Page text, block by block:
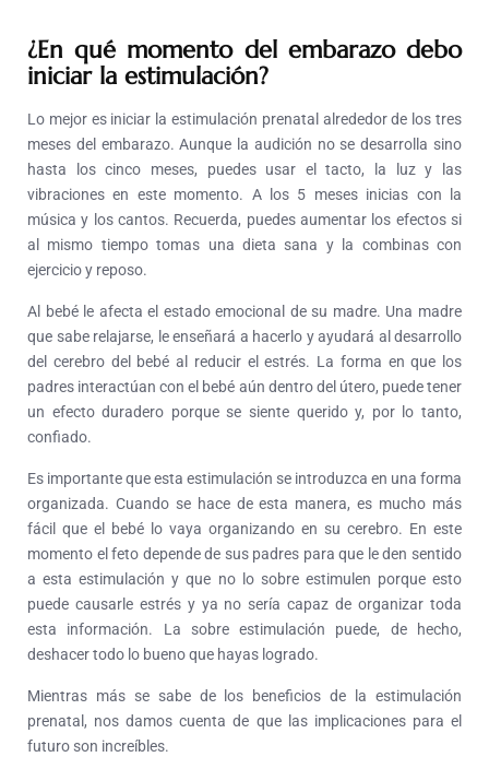
¿En qué momento del embarazo debo
iniciar la estimulación?
Lo mejor es iniciar la estimulación prenatal alrededor de los tres
meses del embarazo. Aunque la audición no se desarrolla sino
hasta los cinco meses, puedes usar el tacto, la luz y las
vibraciones en este momento. A los 5 meses inicias con la
música y los cantos. Recuerda, puedes aumentar los efectos si
al mismo tiempo tomas una dieta sana y la combinas con
ejercicio y reposo.
Al bebé le afecta el estado emocional de su madre. Una madre
que sabe relajarse, le enseñará a hacerlo y ayudará al desarrollo
del cerebro del bebé al reducir el estrés. La forma en que los
padres interactúan con el bebé aún dentro del útero, puede tener
un efecto duradero porque se siente querido y, por lo tanto,
confiado.
Es importante que esta estimulación se introduzca en una forma
organizada. Cuando se hace de esta manera, es mucho más
fácil que el bebé lo vaya organizando en su cerebro. En este
momento el feto depende de sus padres para que le den sentido
a esta estimulación y que no lo sobre estimulen porque esto
puede causarle estrés y ya no sería capaz de organizar toda
esta información. La sobre estimulación puede, de hecho,
deshacer todo lo bueno que hayas logrado.
Mientras más se sabe de los beneficios de la estimulación
prenatal, nos damos cuenta de que las implicaciones para el
futuro son increíbles.